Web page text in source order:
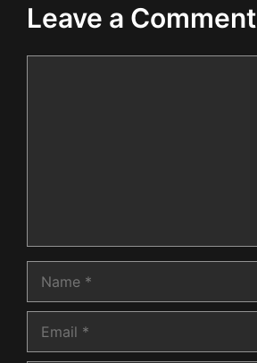
Leave a Comment